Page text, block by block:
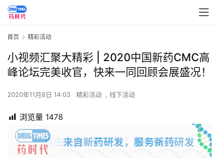
首页 精彩活动
小视频汇聚大精彩 | 2020中国新药CMC高
峰论坛完美收官，快来一同回顾会展盛况！
2020年11月8日 14:03 精彩活动 , 线下活动
浏览量 1478